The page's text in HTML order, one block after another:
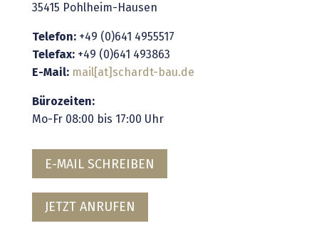
35415 Pohlheim-Hausen
Telefon:+49 (0)641 4955517
Telefax:+49 (0)641 493863
E-Mail: mail[at] schardt-bau.de
Bürozeiten:
Mo-Fr 08:00 bis 17:00 Uhr
E-MAIL SCHREIBEN
JETZT ANRUFEN